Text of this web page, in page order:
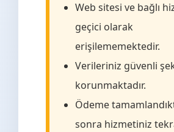
Web sitesi ve bağlı
geçici olarak
erişilememektedir.
Verileriniz güvenli
korunmaktadır.
Ödeme
sonra hizmetiniz